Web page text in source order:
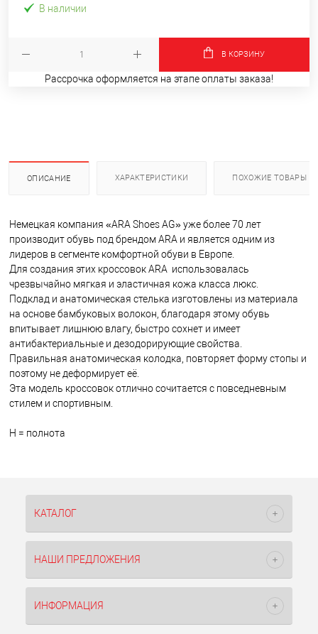
В наличии
В КОРЗИНУ
Рассрочка оформляется на этапе оплаты заказа!
ОПИСАНИЕ ХАРАКТЕРИСТИКИ ПОХОЖИЕ ТОВАРЫ
Немецкая компания «ARA Shoes AG» уже более 70 лет
производит обувь под брендом ARA и является одним из
лидеров в сегменте комфортной обуви в Европе.
Для создания этих кроссовок ARA использовалась
чрезвычайно мягкая и эластичная кожа класса люкс.
Подклад и анатомическая стелька изготовлены из материала
на основе бамбуковых волокон, благодаря этому обувь
впитывает лишнюю влагу, быстро сохнет и имеет
антибактериальные и дезодорирующие свойства.
Правильная анатомическая колодка, повторяет форму стопы и
поэтому не деформирует её.
Эта модель кроссовок отлично сочитается с повседневным
стилем и спортивным.
H = полнота
КАТАЛОГ
НАШИ ПРЕДЛОЖЕНИЯ
ИНФОРМАЦИЯ